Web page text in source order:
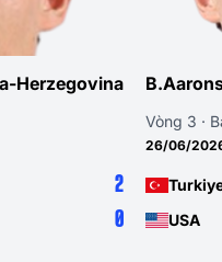
Herzegovina
2
0
Vòng 3 ·
26/06/
USA